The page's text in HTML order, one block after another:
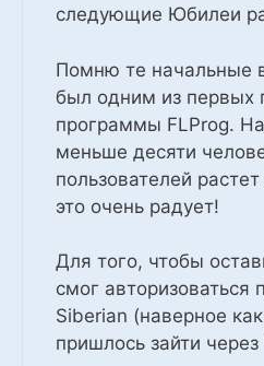
следующие Юбилеи
Помню те начальные
был одним из первых
программы FLProg.
меньше десяти
пользователей
это очень радует!
Для того, чтобы
смог авторизоваться
Siberian (наверное
пришлось зайти через